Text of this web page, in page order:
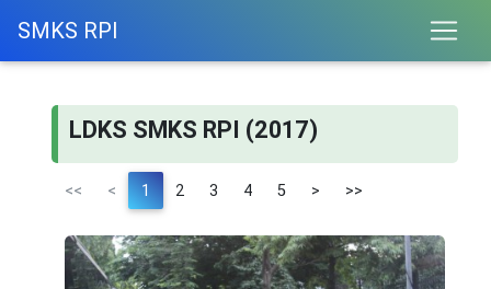
SMKS RPI
LDKS SMKS RPI (2017)
<< < 1 2 3 4 5 > >>